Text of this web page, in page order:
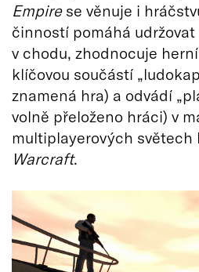
Empirese věnuje i
činností pomáhá
v chodu, zhodnocuje
klíčovou součástí
znamená hra) a odvádí
volně přeloženo hráci) v
multiplayerových světech
Warcraft.